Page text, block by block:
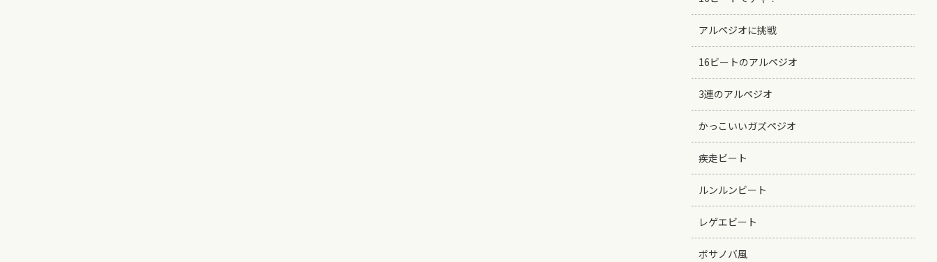
アルペジオに挑戦
16ビートのアルペジオ
3連のアルペジオ
かっこいいガズペジオ
疾走ビート
ルンルンビート
レゲエビート
ボサノバ風